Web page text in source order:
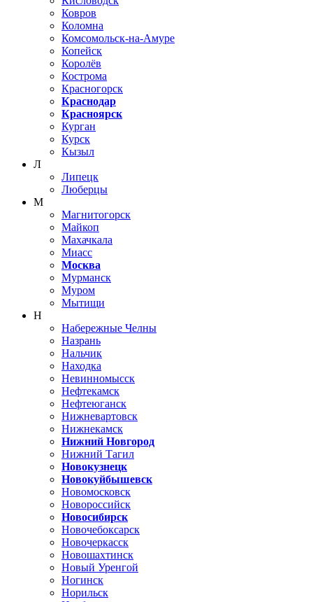
Ковров
Коломна
Комсомольск-на-Амуре
Копейск
Королёв
Кострома
Красногорск
Краснодар
Красноярск
Курган
Курск
Кызыл
Л
Липецк
Люберцы
М
Магнитогорск
Майкоп
Махачкала
Миасс
Москва
Мурманск
Муром
Мытищи
Н
Набережные Челны
Назрань
Нальчик
Находка
Невинномысск
Нефтекамск
Нефтеюганск
Нижневартовск
Нижнекамск
Нижний Новгород
Нижний Тагил
Новокузнецк
Новокуйбышевск
Новомосковск
Новороссийск
Новосибирск
Новочебоксарск
Новочеркасск
Новошахтинск
Новый Уренгой
Ногинск
Норильск